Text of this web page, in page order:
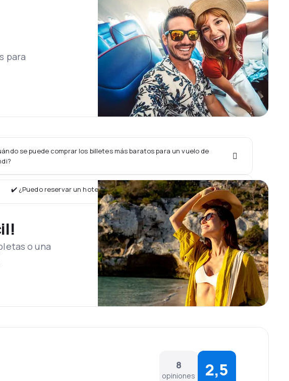
para
se puede comprar los billetes más baratos para un vuelo de
✔️ ¿Puedo reservar un hotel junto con un vuelo de Flybondi?
o una
8
opiniones 2,5